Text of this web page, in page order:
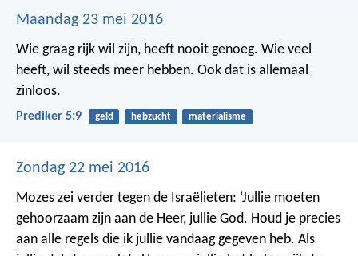
Maandag 23 mei 2016
Wie graag rijk wil zijn, heeft nooit genoeg. Wie veel
heeft, wil steeds meer hebben. Ook dat is allemaal
zinloos.
Prediker 5:9 geld hebzucht materialisme
Zondag 22 mei 2016
Mozes zei verder tegen de Israëlieten: ‘Jullie moeten
gehoorzaam zijn aan de Heer, jullie God. Houd je precies
aan alle regels die ik jullie vandaag gegeven heb. Als